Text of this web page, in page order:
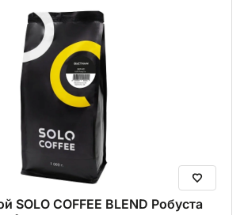
SOLO COFFEE BLEND Робуста